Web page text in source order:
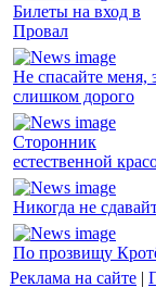
Билеты на вход в
Провал
Не спасайте меня,
слишком дорого
Сторонник
естественной
Никогда не
По прозвищу
Реклама на сайте |